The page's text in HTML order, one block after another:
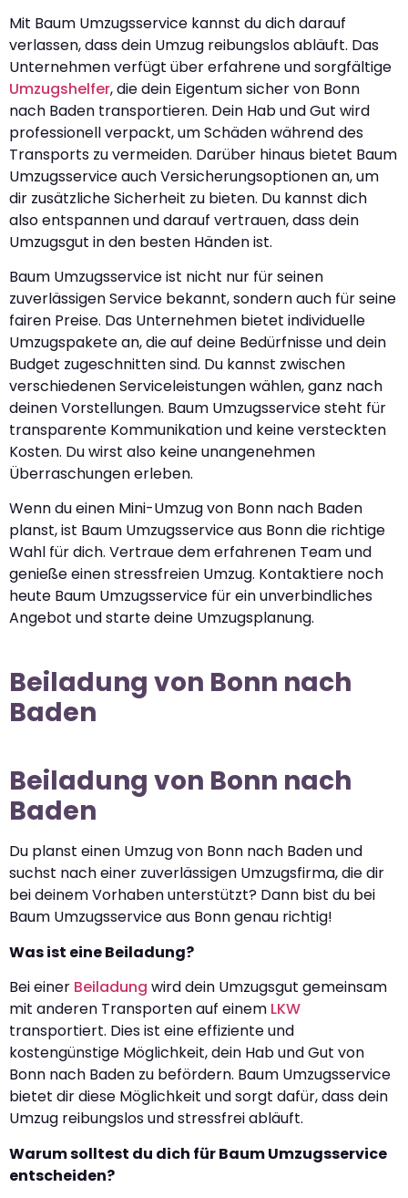
Mit Baum Umzugsservice kannst du dich darauf
verlassen, dass dein Umzug reibungslos abläuft. Das
Unternehmen verfügt über erfahrene und sorgfältige
Umzugshelfer, die dein Eigentum sicher von Bonn
nach Baden transportieren. Dein Hab und Gut wird
professionell verpackt, um Schäden während des
Transports zu vermeiden. Darüber hinaus bietet Baum
Umzugsservice auch Versicherungsoptionen an, um
dir zusätzliche Sicherheit zu bieten. Du kannst dich
also entspannen und darauf vertrauen, dass dein
Umzugsgut in den besten Händen ist.
Baum Umzugsservice ist nicht nur für seinen
zuverlässigen Service bekannt, sondern auch für seine
fairen Preise. Das Unternehmen bietet individuelle
Umzugspakete an, die auf deine Bedürfnisse und dein
Budget zugeschnitten sind. Du kannst zwischen
verschiedenen Serviceleistungen wählen, ganz nach
deinen Vorstellungen. Baum Umzugsservice steht für
transparente Kommunikation und keine versteckten
Kosten. Du wirst also keine unangenehmen
Überraschungen erleben.
Wenn du einen Mini-Umzug von Bonn nach Baden
planst, ist Baum Umzugsservice aus Bonn die richtige
Wahl für dich. Vertraue dem erfahrenen Team und
genieße einen stressfreien Umzug. Kontaktiere noch
heute Baum Umzugsservice für ein unverbindliches
Angebot und starte deine Umzugsplanung.
Beiladung von Bonn nach
Baden
Beiladung von Bonn nach
Baden
Du planst einen Umzug von Bonn nach Baden und
suchst nach einer zuverlässigen Umzugsfirma, die dir
bei deinem Vorhaben unterstützt? Dann bist du bei
Baum Umzugsservice aus Bonn genau richtig!
Was ist eine Beiladung?
Bei einer Beiladung wird dein Umzugsgut gemeinsam
mit anderen Transporten auf einem LKW
transportiert. Dies ist eine effiziente und
kostengünstige Möglichkeit, dein Hab und Gut von
Bonn nach Baden zu befördern. Baum Umzugsservice
bietet dir diese Möglichkeit und sorgt dafür, dass dein
Umzug reibungslos und stressfrei abläuft.
Warum solltest du dich für Baum Umzugsservice
entscheiden?